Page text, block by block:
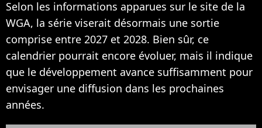
Selon les informations apparues sur le site de la
WGA, la série viserait désormais une sortie
comprise entre 2027 et 2028. Bien sûr, ce
calendrier pourrait encore évoluer, mais il indique
que le développement avance suffisamment pour
envisager une diffusion dans les prochaines
années.